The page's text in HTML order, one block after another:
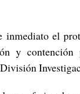
el
y contención